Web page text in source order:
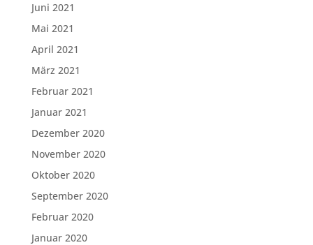
Juni 2021
Mai 2021
April 2021
März 2021
Februar 2021
Januar 2021
Dezember 2020
November 2020
Oktober 2020
September 2020
Februar 2020
Januar 2020